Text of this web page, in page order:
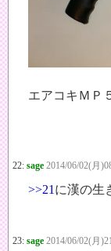
エアコキＭＰ
22: sage 2014/06/02(月
>>21に漢の生
23: sage 2014/06/02(月